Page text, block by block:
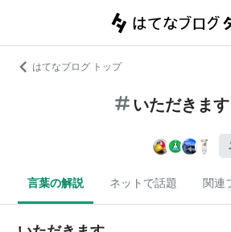
はてなブログ トップ
いただきます
言葉の解説 ネットで話題 関連